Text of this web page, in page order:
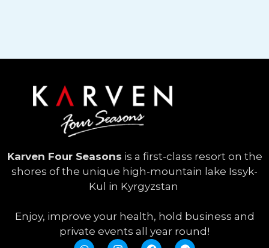
Karven Four Seasons is a first-class resort on the
shores of the unique high-mountain lake Issyk-
Kul in Kyrgyzstan
Enjoy, improve your health, hold business and
private events all year round!